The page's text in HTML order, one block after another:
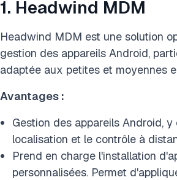
1. Headwind MDM
Headwind MDM est une solution
gestion des appareils Android,
adaptée aux petites et moyennes
Avantages :
Gestion des appareils Android,
localisation et le contrôle à
Prend en charge l'installation
personnalisées. Permet